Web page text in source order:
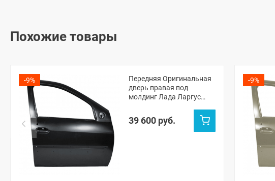
Похожие товары
-9%
Передняя Оригинальная
дверь правая под
молдинг Лада Ларгус
39 600 руб.
-9%